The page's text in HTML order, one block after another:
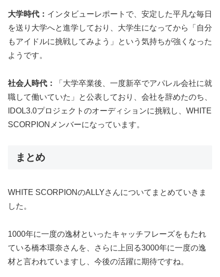
大学時代： インタビューレポートで、安定した平凡な毎日
を送り大学へと進学しており、大学生になってから「自分
もアイドルに挑戦してみよう」という気持ちが強くなった
ようです。
社会人時代：
「大学卒業後、一度新卒でアパレル会社に就
職して働いていた」と公表しており、会社を辞めたのち、
IDOL3.0プロジェクトのオーディションに挑戦し、WHITE
SCORPIONメンバーになっています。
まとめ
WHITE SCORPIONのALLYさんについてまとめていきま
した。
1000年に一度の逸材といったキャッチフレーズをもたれ
ている橋本環奈さんを、さらに上回る3000年に一度の逸
材と言われていますし、今後の活躍に期待ですね。